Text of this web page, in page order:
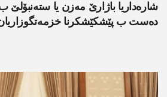
شارەداریا باژارێ مەزن یا
دەست ب پێشکێشکرنا